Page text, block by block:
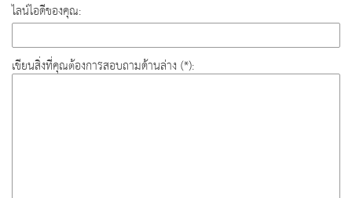
ไลน์ไอดีของคุณ:
เขียนสิ่งที่คุณต้องการสอบถามด้านล่าง (*):